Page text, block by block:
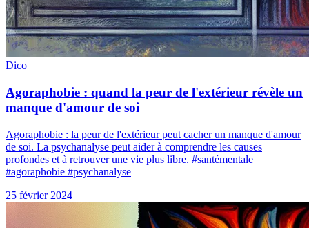
Dico
Agoraphobie : quand la peur de l'extérieur révèle un
manque d'amour de soi
Agoraphobie : la peur de l'extérieur peut cacher un manque d'amour
de soi. La psychanalyse peut aider à comprendre les causes
profondes et à retrouver une vie plus libre. #santémentale
#agoraphobie #psychanalyse
25 février 2024